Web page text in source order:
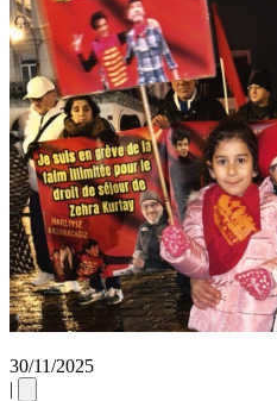
30/11/2025
|